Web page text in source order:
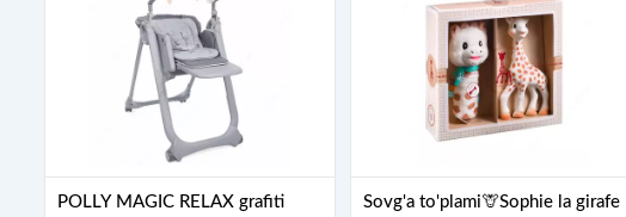
POLLY MAGIC RELAX grafiti Sovg'a to'plami🦒Sophie la girafe